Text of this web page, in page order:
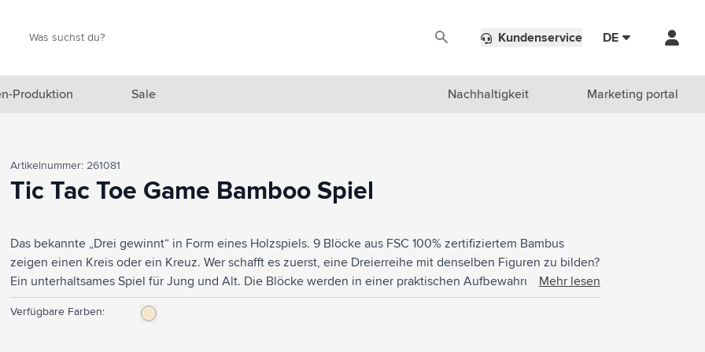
anzeigen
anzeigen
& Reisen anzeigen
& Wohnen anzeigen
anzeigen
Kundenservice DE
Produktion Sale Nachhaltigkeit Marketing portal
Artikelnummer: 261081
Tic Tac Toe Game Bamboo Spiel
Das bekannte „Drei gewinnt“ in Form eines Holzspiels. 9 Blöcke aus FSC 100% zertifiziertem Bambus
zeigen einen Kreis oder ein Kreuz. Wer schafft es zuerst, eine Dreierreihe mit denselben Figuren zu bilden?
Ein unterhaltsames Spiel für Jung und Alt. Die Blöcke werden in einer praktischen Aufbewahrungsbox aus
FSC zertifiziertem Kiefernholz mit Schiebedeckel aufbewahrt. Inklusive Spielanleitung.
Mehr lesen
Verfügbare Farben: